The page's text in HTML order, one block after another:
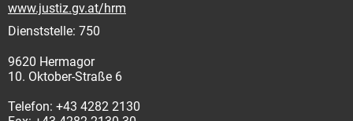
www.justiz.gv.at/hrm
Dienststelle: 750
9620 Hermagor
10. Oktober-Straße 6
Telefon: +43 4282 2130